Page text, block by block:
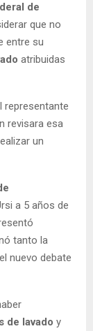
de
que no
entre su
atribuidas
representante
revisara esa
un
a 5 años de
tanto la
nuevo debate
de lavado y